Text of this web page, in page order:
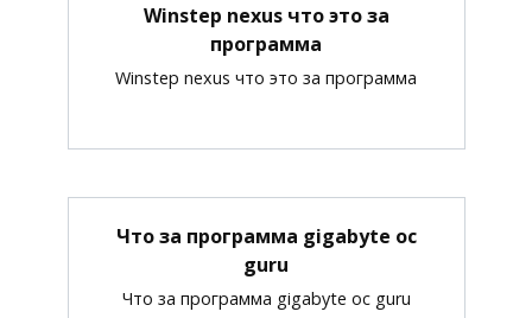
Winstep nexus что это за
программа
Winstep nexus что это за программа
Что за программа gigabyte oc
guru
Что за программа gigabyte oc guru